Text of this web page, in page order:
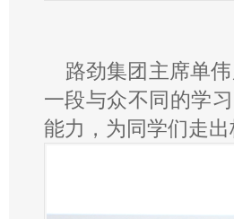
路劲集团主席单
一段与众不同的学
能力，为同学们走